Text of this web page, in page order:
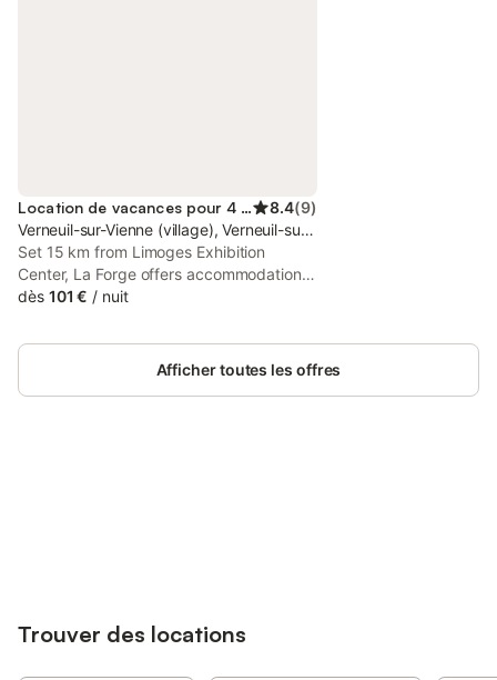
Location de vacances pour 4 personnes 8.4(9)
Verneuil-sur-Vienne (village), Verneuil-sur-Vienne
Set 15 km from Limoges Exhibition
Center, La Forge offers accommodation
with free WiFi and free private parking.
Limoges Métropole, 11 km from FLSH
Faculty and 11 km from Limoges High
dès 101 € / nuit
Afficher toutes les offres
Trouver des locations